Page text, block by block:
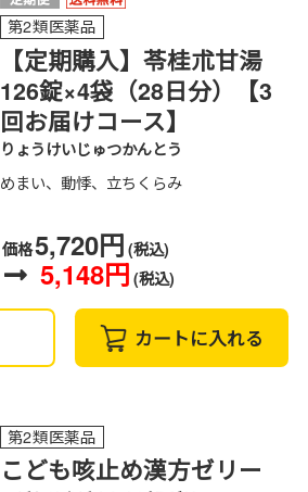
第2類医薬品
【定期購入】苓桂朮甘湯
126錠×4袋（28日分）【3
回お届けコース】
りょうけいじゅつかんとう
めまい、動悸、立ちくらみ
価格5,720円 (税込)
5,148円 (税込)
カートに入れる
第2類医薬品
こども咳止め漢方ゼリー